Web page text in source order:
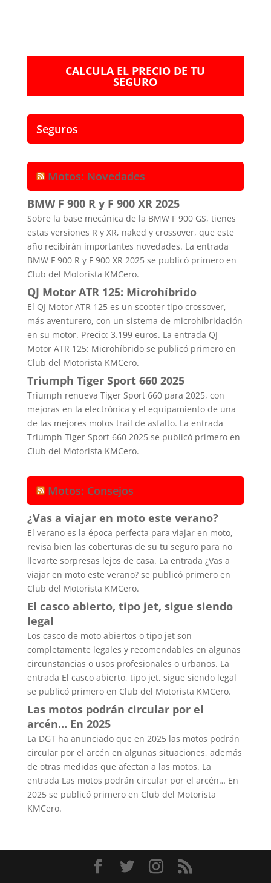
CALCULA EL PRECIO DE TU
SEGURO
Seguros
Motos: Novedades
BMW F 900 R y F 900 XR 2025
Sobre la base mecánica de la BMW F 900 GS, tienes
estas versiones R y XR, naked y crossover, que este
año recibirán importantes novedades. La entrada
BMW F 900 R y F 900 XR 2025 se publicó primero en
Club del Motorista KMCero.
QJ Motor ATR 125: Microhíbrido
El QJ Motor ATR 125 es un scooter tipo crossover,
más aventurero, con un sistema de microhibridación
en su motor. Precio: 3.199 euros. La entrada QJ
Motor ATR 125: Microhíbrido se publicó primero en
Club del Motorista KMCero.
Triumph Tiger Sport 660 2025
Triumph renueva Tiger Sport 660 para 2025, con
mejoras en la electrónica y el equipamiento de una
de las mejores motos trail de asfalto. La entrada
Triumph Tiger Sport 660 2025 se publicó primero en
Club del Motorista KMCero.
Motos: Consejos
¿Vas a viajar en moto este verano?
El verano es la época perfecta para viajar en moto,
revisa bien las coberturas de su tu seguro para no
llevarte sorpresas lejos de casa. La entrada ¿Vas a
viajar en moto este verano? se publicó primero en
Club del Motorista KMCero.
El casco abierto, tipo jet, sigue siendo
legal
Los casco de moto abiertos o tipo jet son
completamente legales y recomendables en algunas
circunstancias o usos profesionales o urbanos. La
entrada El casco abierto, tipo jet, sigue siendo legal
se publicó primero en Club del Motorista KMCero.
Las motos podrán circular por el
arcén… En 2025
La DGT ha anunciado que en 2025 las motos podrán
circular por el arcén en algunas situaciones, además
de otras medidas que afectan a las motos. La
entrada Las motos podrán circular por el arcén… En
2025 se publicó primero en Club del Motorista
KMCero.